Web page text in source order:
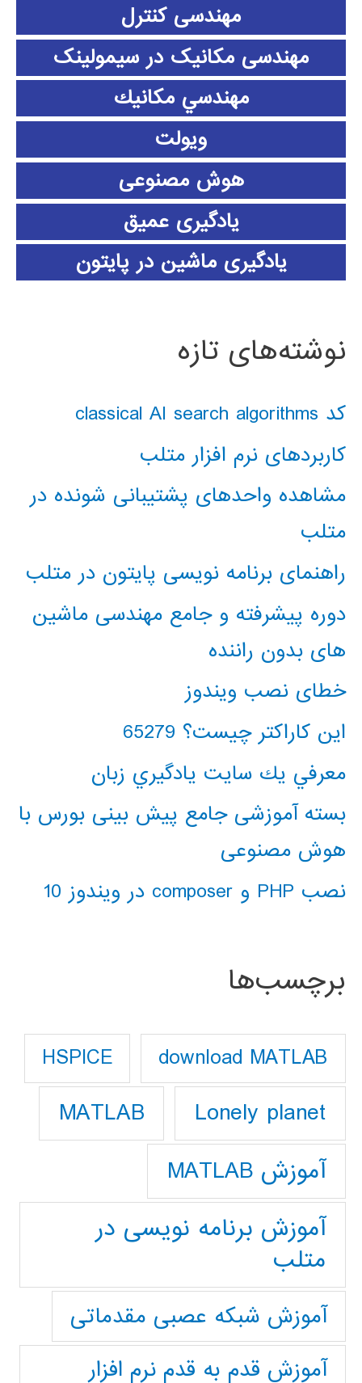
مهندسی کنترل
مهندسی مکانیک در سیمولینک
مهندسي مكانيك
ویولت
هوش مصنوعی
یادگیری عمیق
یادگیری ماشین در پایتون
نوشته‌های تازه
کد classical AI search algorithms
کاربردهای نرم افزار متلب
مشاهده واحدهای پشتیبانی شونده در
متلب
راهنمای برنامه نویسی پایتون در متلب
دوره پیشرفته و جامع مهندسی ماشین
های بدون راننده
خطای نصب ویندوز
این کاراکتر چیست؟ 65279
معرفي يك سايت يادگيري زبان
بسته آموزشی جامع پیش بینی بورس با
هوش مصنوعی
نصب PHP و composer در ویندوز 10
برچسب‌ها
download MATLAB
HSPICE
Lonely planet
MATLAB
آموزش MATLAB
آموزش برنامه نویسی در
متلب
آموزش شبکه عصبی مقدماتی
آموزش قدم به قدم نرم افزار